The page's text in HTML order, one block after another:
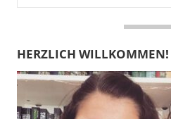
HERZLICH WILLKOMMEN!